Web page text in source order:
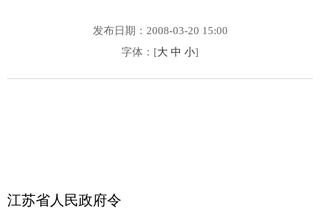
发布日期：2008-03-20 15:00
字体：[大 中 小]
江苏省人民政府令